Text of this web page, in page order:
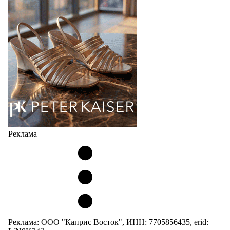
мужских, детских и пляжных зонтов в необычном
дизайнерском исполнении, отличается надёжностью
и высоким качеством…
05.08.2026 434
Реклама
Реклама: ООО "Каприс Восток", ИНН: 7705856435, erid: